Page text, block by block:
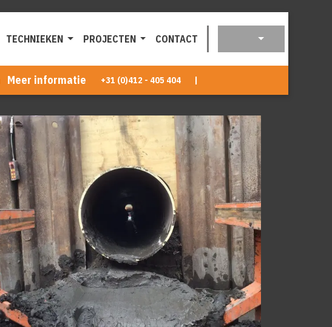
TECHNIEKEN PROJECTEN CONTACT
Meer informatie +31 (0)412 - 405 404 |